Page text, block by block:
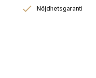
Nöjdhetsgaranti